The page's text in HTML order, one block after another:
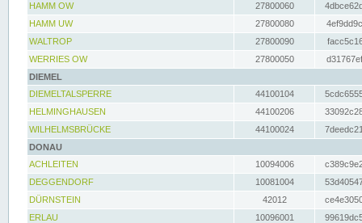
HAMM OW
27800060
HAMM UW
27800080
WALTROP
27800090
WERRIES OW
27800050
DIEMEL
DIEMELTALSPERRE
44100104
HELMINGHAUSEN
44100206
WILHELMSBRÜCKE
44100024
DONAU
ACHLEITEN
10094006
DEGGENDORF
10081004
DÜRNSTEIN
42012
ERLAU
10096001